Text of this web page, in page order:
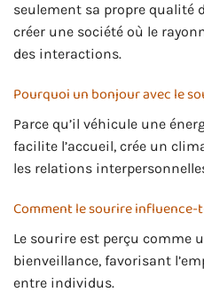
seulement sa propre qualité
créer une société où le
des interactions.
Pourquoi un bonjour avec le
Parce qu’il véhicule une
facilite l’accueil, crée un
les relations
Comment le sourire
Le sourire est perçu comme
bienveillance, favorisant
entre individus.